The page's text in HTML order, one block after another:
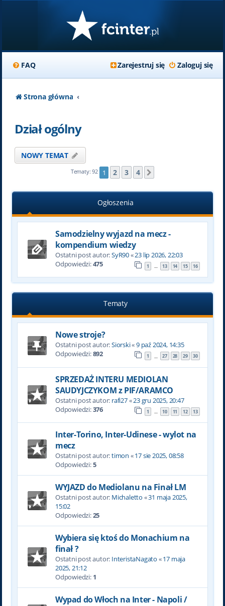
FAQ Zaloguj się
Zarejestruj się
Strona główna
Dział ogólny
NOWY TEMAT
Tematy: 92 1 2 3 4
Ogłoszenia
Samodzielny wyjazd na mecz -
kompendium wiedzy
Ostatni post autor:SyR90«23 lip 2026, 22:03
Odpowiedzi:475 1 … 13 14 15 16
Tematy
Nowe stroje?
Ostatni post autor:Siorski«9 paź 2024, 14:35
Odpowiedzi:892 1 … 27 28 29 30
SPRZEDAŻ INTERU MEDIOLAN
SAUDYJCZYKOM z PIF/ARAMCO
Ostatni post autor: rafi27«23 gru 2025, 20:47
Odpowiedzi:376 1 … 10 11 12 13
Inter-Torino, Inter-Udinese - wylot na
mecz
Ostatni post autor:timon «17 sie 2025, 08:58
Odpowiedzi:5
WYJAZD do Mediolanu na Finał LM
Ostatni post autor: Michaletto «31 maja 2025,
15:02
Odpowiedzi:25
Wybiera się ktoś do Monachium na
finał ?
Ostatni post autor: InteristaNagato «17 maja
2025, 21:12
Odpowiedzi: 1
Wypad do Włoch na Inter - Napoli /